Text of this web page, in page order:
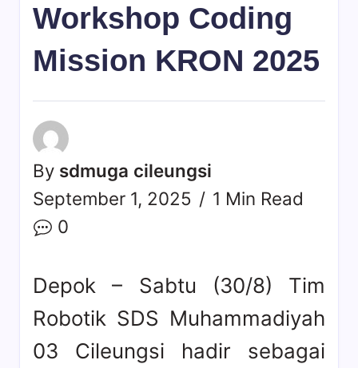
Workshop Coding
Mission KRON 2025
By sdmuga cileungsi
September 1, 2025
1 Min Read
0
Depok – Sabtu (30/8) Tim
Robotik SDS Muhammadiyah
03 Cileungsi hadir sebagai